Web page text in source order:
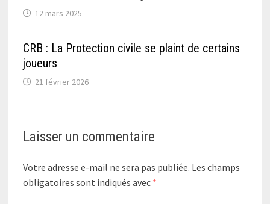
12 mars 2025
CRB : La Protection civile se plaint de certains
joueurs
21 février 2026
Laisser un commentaire
Votre adresse e-mail ne sera pas publiée. Les champs
obligatoires sont indiqués avec *